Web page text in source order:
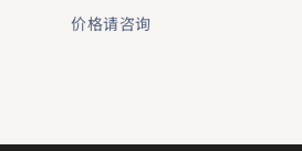
价格请咨询